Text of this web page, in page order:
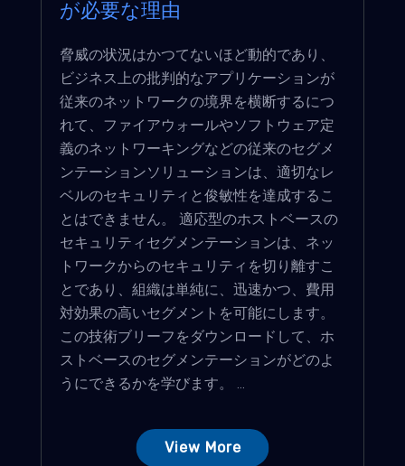
が必要な理由
脅威の状況はかつてないほど動的であり、
ビジネス上の批判的なアプリケーションが
従来のネットワークの境界を横断するにつ
れて、ファイアウォールやソフトウェア定
義のネットワーキングなどの従来のセグメ
ンテーションソリューションは、適切なレ
ベルのセキュリティと俊敏性を達成するこ
とはできません。 適応型のホストベースの
セキュリティセグメンテーションは、ネッ
トワークからのセキュリティを切り離すこ
とであり、組織は単純に、迅速かつ、費用
対効果の高いセグメントを可能にします。
この技術ブリーフをダウンロードして、ホ
ストベースのセグメンテーションがどのよ
うにできるかを学びます。 ...
View More